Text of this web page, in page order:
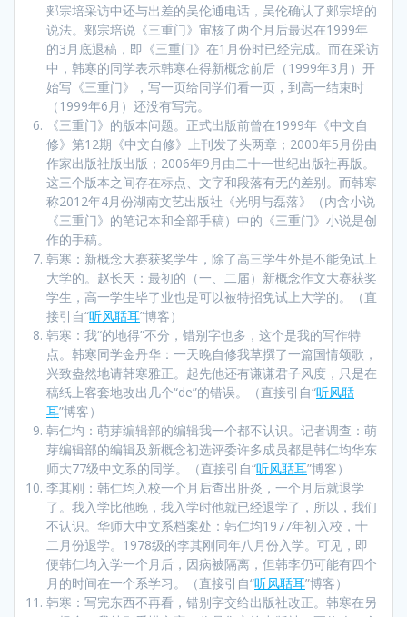
郏宗培采访中还与出差的吴伦通电话，吴伦确认了郏宗培的
说法。郏宗培说《三重门》审核了两个月后最迟在1999年
的3月底退稿，即《三重门》在1月份时已经完成。而在采访
中，韩寒的同学表示韩寒在得新概念前后（1999年3月）开
始写《三重门》，写一页给同学们看一页，到高一结束时
（1999年6月）还没有写完。
《三重门》的版本问题。正式出版前曾在1999年《中文自
修》第12期《中文自修》上刊发了头两章；2000年5月份由
作家出版社版出版；2006年9月由二十一世纪出版社再版。
这三个版本之间存在标点、文字和段落有无的差别。而韩寒
称2012年4月份湖南文艺出版社《光明与磊落》（内含小说
《三重门》的笔记本和全部手稿）中的《三重门》小说是创
作的手稿。
韩寒：新概念大赛获奖学生，除了高三学生外是不能免试上
大学的。赵长天：最初的（一、二届）新概念作文大赛获奖
学生，高一学生毕了业也是可以被特招免试上大学的。（直
接引自“听风聒耳”博客）
韩寒：我“的地得”不分，错别字也多，这个是我的写作特
点。韩寒同学金丹华：一天晚自修我草撰了一篇国情颂歌，
兴致盎然地请韩寒雅正。起先他还有谦谦君子风度，只是在
稿纸上客套地改出几个“de”的错误。（直接引自“听风聒
耳”博客）
韩仁均：萌芽编辑部的编辑我一个都不认识。记者调查：萌
芽编辑部的编辑及新概念初选评委许多成员都是韩仁均华东
师大77级中文系的同学。（直接引自“听风聒耳”博客）
李其刚：韩仁均入校一个月后查出肝炎，一个月后就退学
了。我入学比他晚，我入学时他就已经退学了，所以，我们
不认识。华师大中文系档案处：韩仁均1977年初入校，十
二月份退学。1978级的李其刚同年八月份入学。可见，即
便韩仁均入学一个月后，因病被隔离，但韩李仍可能有四个
月的时间在一个系学习。（直接引自“听风聒耳”博客）
韩寒：写完东西不再看，错别字交给出版社改正。韩寒在另